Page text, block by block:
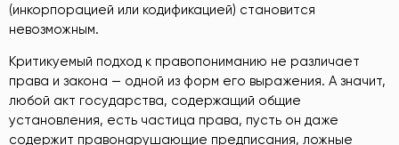
(инкорпорацией или кодификацией) становится
невозможным.
Критикуемый подход к правопониманию не различает
права и закона — одной из форм его выражения. А значит,
любой акт государства, содержащий общие
установления, есть частица права, пусть он даже
содержит правонарушающие предписания, ложные